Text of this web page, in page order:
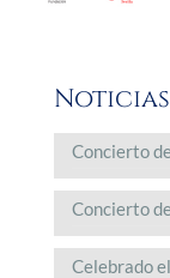
Noticias
Concierto
Concierto
Celebrado